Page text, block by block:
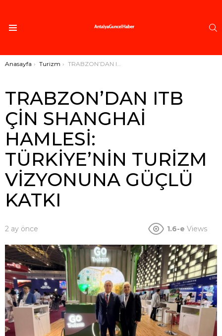
Buradasınız:
Anasayfa Turizm TRABZON’DAN ITB ÇİN SHANGHAİ HAMLESİ: TÜRKİYE’NİN TURİZM VİZYONUNA GÜÇLÜ KATKI
TRABZON’DAN ITB
ÇİN SHANGHAİ
HAMLESİ:
TÜRKİYE’NİN TURİZM
VİZYONUNA GÜÇLÜ
KATKI
2 ay önce 1.6-e Views